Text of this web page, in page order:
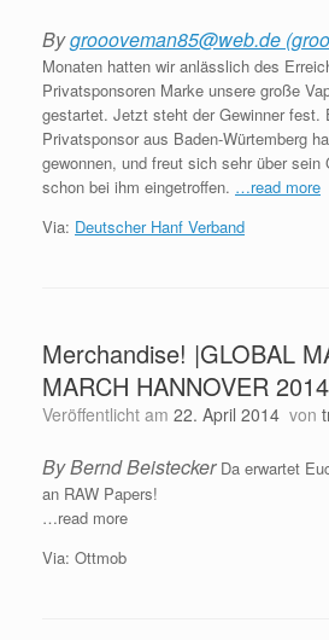
Bygroooveman85@web.de
Monaten hatten wir anlässlich des
Privatsponsoren Marke unsere große
gestartet. Jetzt steht der Gewinner fest.
Privatsponsor aus Baden-Würtemberg
gewonnen, und freut sich sehr über
schon bei ihm eingetroffen. …read more
Via: Deutscher Hanf Verband
Merchandise! |GLOBAL
MARCH HANNOVER 2014
Veröffentlicht am 22. April 2014 von
By Bernd BeisteckerDa erwartet
an RAW Papers!
…read more
Via: Ottmob